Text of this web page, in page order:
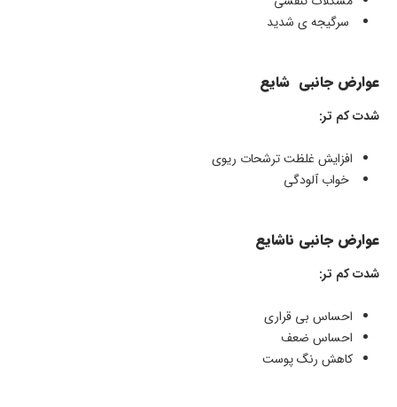
سرگیجه ی شدید
عوارض جانبی شایع
شدت کم تر:
افزایش غلظت ترشحات ریوی
خواب آلودگی
عوارض جانبی ناشایع
شدت کم تر:
احساس بی قراری
احساس ضعف
کاهش رنگ پوست